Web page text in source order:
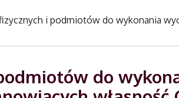
i podmiotów do wykonania
do